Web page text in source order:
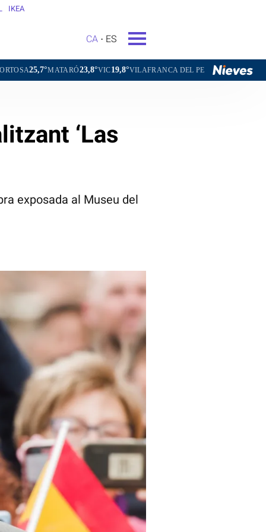
IKEA
CA ES
23,8°VIC19,8°VILAFRANCA DEL PENEDÈS21,8°VILANOVA I LA
‘Las
exposada al Museu del